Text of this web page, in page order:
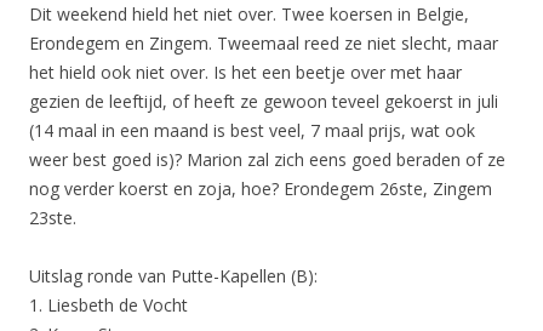
Dit weekend hield het niet over. Twee koersen in Belgie,
Erondegem en Zingem. Tweemaal reed ze niet slecht, maar
het hield ook niet over. Is het een beetje over met haar
gezien de leeftijd, of heeft ze gewoon teveel gekoerst in juli
(14 maal in een maand is best veel, 7 maal prijs, wat ook
weer best goed is)? Marion zal zich eens goed beraden of ze
nog verder koerst en zoja, hoe? Erondegem 26ste, Zingem
23ste.
Uitslag ronde van Putte-Kapellen (B):
1. Liesbeth de Vocht